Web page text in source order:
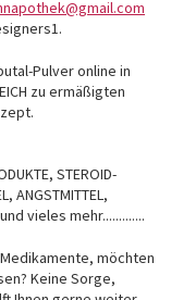
Pulver online in
zu ermäßigten
STEROID-
ANGSTMITTEL,
und vieles mehr.............
möchten
Keine Sorge,